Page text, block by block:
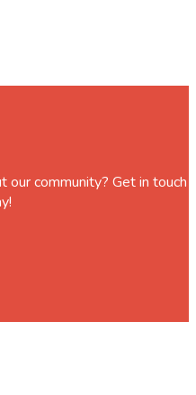
our community? Get in touch